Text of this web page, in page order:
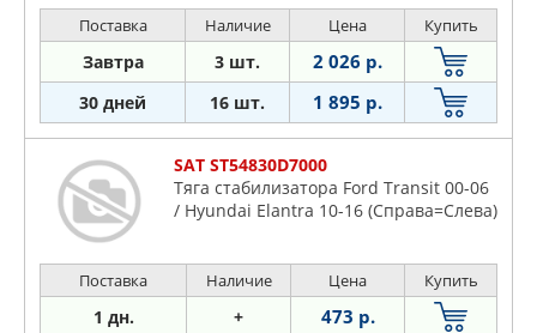
Поставка Наличие Цена Купить
Завтра 3 шт. 2 026 р.
30 дней 16 шт. 1 895 р.
SAT ST54830D7000
Тяга стабилизатора Ford Transit 00-06
/ Hyundai Elantra 10-16 (Справа=Слева)
Поставка Наличие Цена Купить
1 дн. + 473 р.